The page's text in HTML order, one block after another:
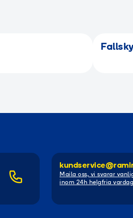
Maila oss, vi svarar
inom 24h helgfria